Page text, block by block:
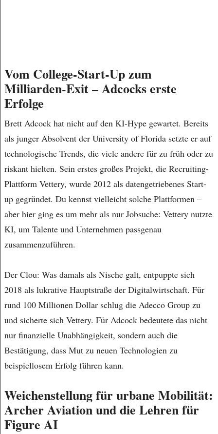
Vom College-Start-Up zum
Milliarden-Exit – Adcocks erste
Erfolge
Brett Adcock hat nicht auf den KI-Hype gewartet. Bereits
als junger Absolvent der University of Florida setzte er auf
technologische Trends, die viele andere für zu früh oder zu
riskant hielten. Sein erstes großes Projekt, die Recruiting-
Plattform Vettery, wurde 2012 als datengetriebenes Start-
up gegründet. Du kennst vielleicht solche Plattformen –
aber hier ging es um mehr als nur Jobsuche: Vettery nutzte
KI, um Talente und Unternehmen passgenau
zusammenzuführen.
Der Clou: Was damals als Nische galt, entpuppte sich
2018 als lukrative Hauptstraße der Digitalwirtschaft. Für
rund 100 Millionen Dollar schlug die Adecco Group zu
und sicherte sich Vettery. Für Adcock bedeutete das nicht
nur finanzielle Unabhängigkeit, sondern auch die
Bestätigung, dass Mut zu neuen Technologien zu
beispiellosem Erfolg führen kann.
Weichenstellung für urbane Mobilität:
Archer Aviation und die Lehren für
Figure AI